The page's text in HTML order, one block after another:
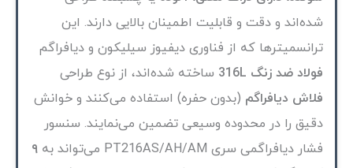
شده‌اند و دقت و قابلیت اطمینان بالایی دارند. این
ترانسمیتر‌ها که از فناوری دیفیوز سیلیکون و دیافراگم
فولاد ضد زنگ 316L
ساخته شده‌اند، از نوع طراحی
فلاش دیافراگم (بدون حفره) استفاده می‌کنند و خوانش
دقیق را در محدوده وسیعی تضمین می‌نمایند. سنسور
فشار دیافراگمی سری PT216AS/AH/AM می‌تواند به
۹